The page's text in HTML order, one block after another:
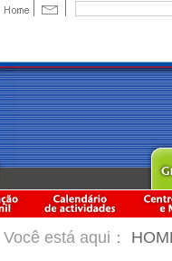
Você está aqui：